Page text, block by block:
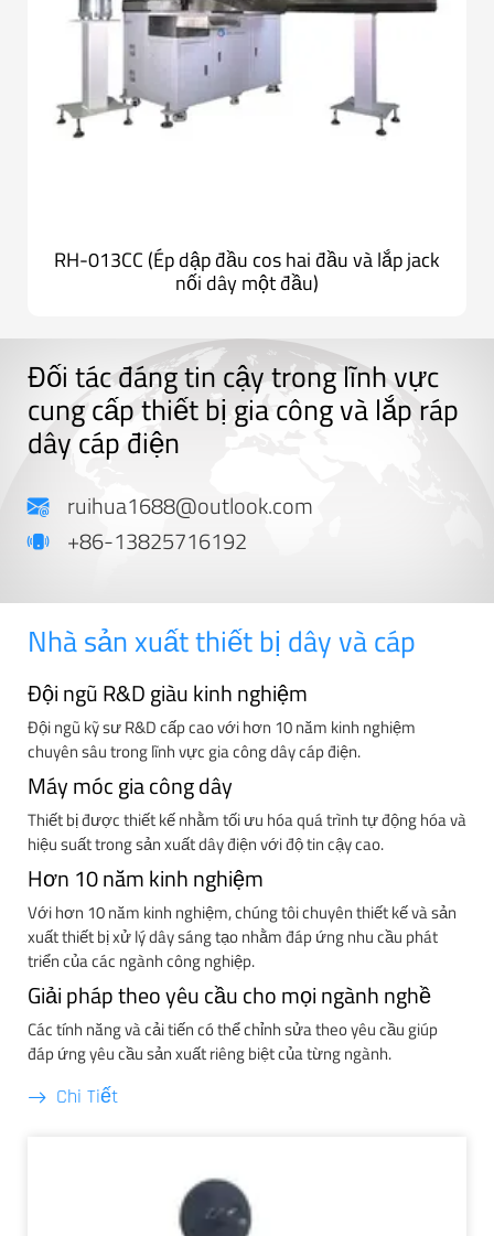
RH-013CC (Ép dập đầu cos hai đầu và lắp jack
nối dây một đầu)
Đối tác đáng tin cậy trong lĩnh vực
cung cấp thiết bị gia công và lắp ráp
dây cáp điện
ruihua1688@outlook.com
+86-13825716192
Nhà sản xuất thiết bị dây và cáp
Đội ngũ R&D giàu kinh nghiệm
Đội ngũ kỹ sư R&D cấp cao với hơn 10 năm kinh nghiệm
chuyên sâu trong lĩnh vực gia công dây cáp điện.
Máy móc gia công dây
Thiết bị được thiết kế nhằm tối ưu hóa quá trình tự động hóa và
hiệu suất trong sản xuất dây điện với độ tin cậy cao.
Hơn 10 năm kinh nghiệm
Với hơn 10 năm kinh nghiệm, chúng tôi chuyên thiết kế và sản
xuất thiết bị xử lý dây sáng tạo nhằm đáp ứng nhu cầu phát
triển của các ngành công nghiệp.
Giải pháp theo yêu cầu cho mọi ngành nghề
Các tính năng và cải tiến có thể chỉnh sửa theo yêu cầu giúp
đáp ứng yêu cầu sản xuất riêng biệt của từng ngành.
Chi Tiết